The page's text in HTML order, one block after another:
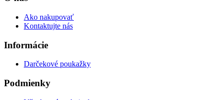
Ako nakupovať
Kontaktujte nás
Informácie
Darčekové poukažky
Podmienky